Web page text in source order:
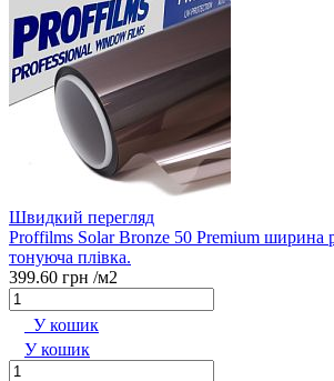
Швидкий перегляд
Proffilms Solar Bronze 50 Premium ширина
тонуюча плівка.
399.60 грн /м2
У кошик
У кошик